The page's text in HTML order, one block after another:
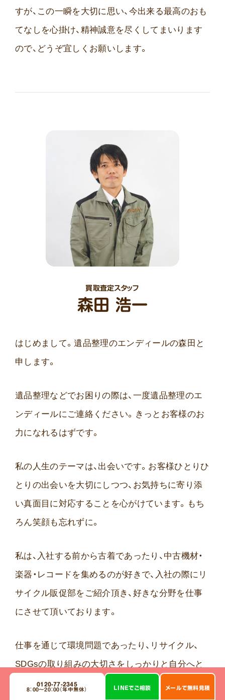
すが、この一瞬を大切に思い、今出来る最高のおも
てなしを心掛け、精神誠意を尽くしてまいります
ので、どうぞ宜しくお願いします。
森田 浩一
買取査定スタッフ
はじめまして。遺品整理のエンディールの森田と
申します。
遺品整理などでお困りの際は、一度遺品整理のエ
ンディールにご連絡ください。きっとお客様のお
力になれるはずです。
私の人生のテーマは、出会いです。お客様ひとりひ
とりの出会いを大切にしつつ、お気持ちに寄り添
い真面目に対応することを心がけています。もち
ろん笑顔も忘れずに。
私は、入社する前から古着であったり、中古機材・
楽器・レコードを集めるのが好きで、入社の際にリ
サイクル販促部をご紹介頂き、好きな分野を仕事
にさせて頂いております。
仕事を通じて環境問題であったり、リサイクル、
SDGsの取り組みの大切さをしっかりと自分へと
学び、社会貢献をしていきたい所存でございます。
0120-77-2345
8：00～20：00（年中無休）
LINEで ご相談 メールで無料見積